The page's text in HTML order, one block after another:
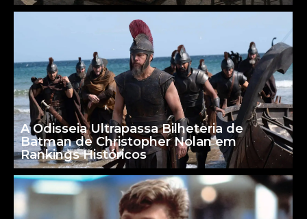
A Odisseia Ultrapassa Bilheteria de
Batman de Christopher Nolan em
Rankings Históricos